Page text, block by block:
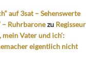
auf 3sat – Sehenswerte
– Ruhrbaronezu Regisseur
Vater und ich‘:
eigentlich nicht